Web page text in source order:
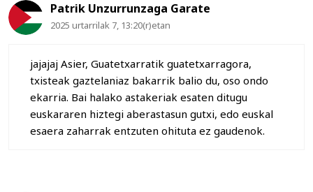
Patrik Unzurrunzaga Garate
2025 urtarrilak 7, 13:20(r)etan
jajajaj Asier, Guatetxarratik guatetxarragora,
txisteak gaztelaniaz bakarrik balio du, oso ondo
ekarria. Bai halako astakeriak esaten ditugu
euskararen hiztegi aberastasun gutxi, edo euskal
esaera zaharrak entzuten ohituta ez gaudenok.